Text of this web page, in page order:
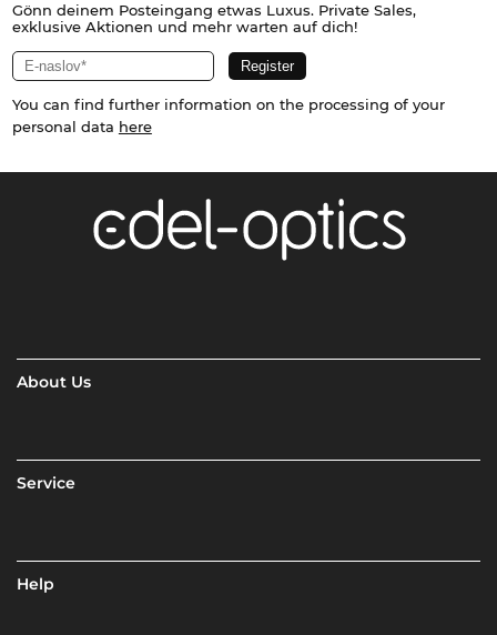
Gönn deinem Posteingang etwas Luxus. Private Sales,
exklusive Aktionen und mehr warten auf dich!
You can find further information on the processing of your
personal data here
About Us
Service
Help